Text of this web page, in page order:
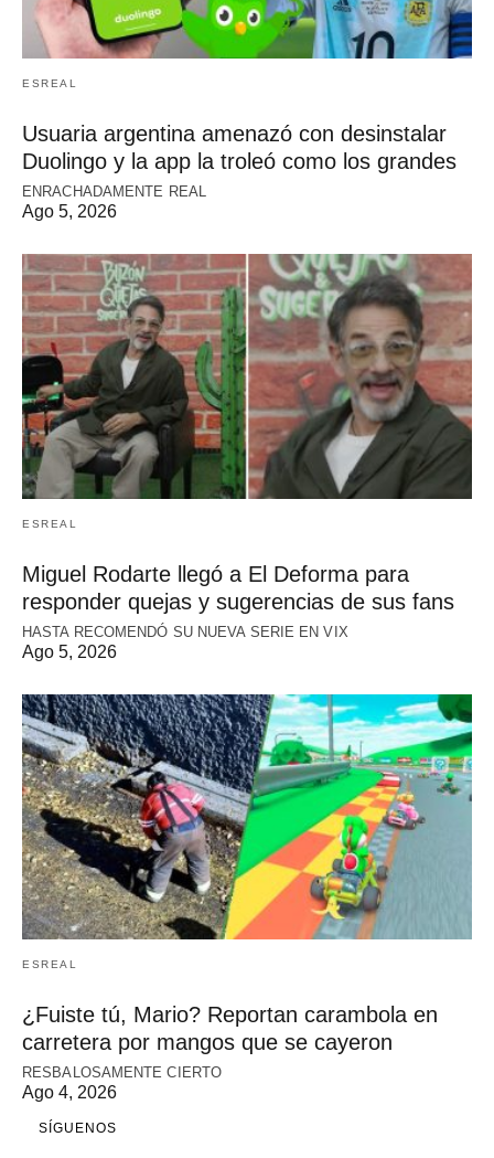
ESREAL
Usuaria argentina amenazó con desinstalar
Duolingo y la app la troleó como los grandes
ENRACHADAMENTE REAL
Ago 5, 2026
ESREAL
Miguel Rodarte llegó a El Deforma para
responder quejas y sugerencias de sus fans
HASTA RECOMENDÓ SU NUEVA SERIE EN VIX
Ago 5, 2026
ESREAL
¿Fuiste tú, Mario? Reportan carambola en
carretera por mangos que se cayeron
RESBALOSAMENTE CIERTO
Ago 4, 2026
SÍGUENOS